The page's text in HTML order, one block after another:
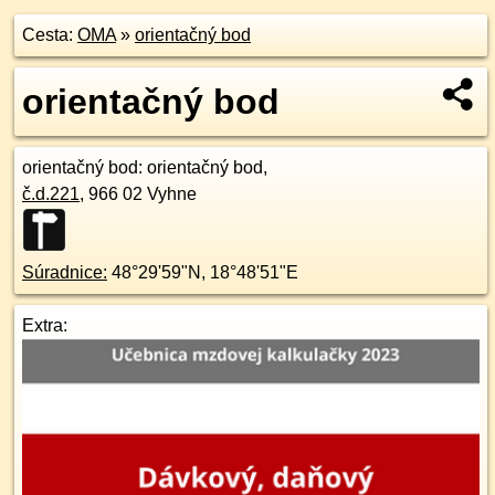
Cesta: OMA» orientačný bod
orientačný bod
orientačný bod: orientačný bod,
č.d.221, 966 02 Vyhne
Súradnice: 48°29'59"N , 18°48'51"E
Extra: